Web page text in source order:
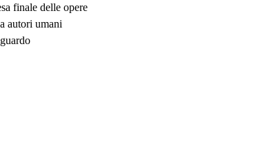
finale delle opere
autori umani